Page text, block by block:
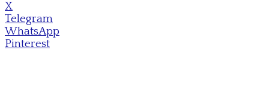
X
Telegram
WhatsApp
Pinterest